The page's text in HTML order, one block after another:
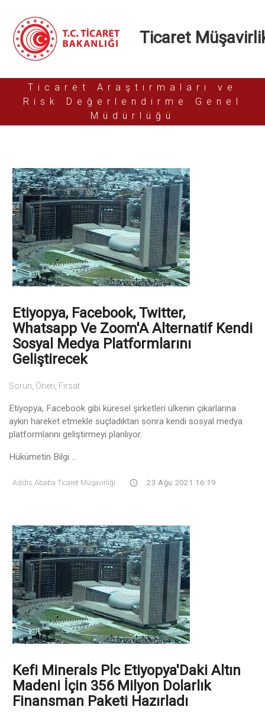
Ticaret
Ticaret Araştırmaları ve
Risk Değerlendirme Genel
Müdürlüğü
Etiyopya, Facebook, Twitter,
Whatsapp Ve Zoom'A Alternatif Kendi
Sosyal Medya Platformlarını
Geliştirecek
Sorun, Öneri, Fırsat
Etiyopya, Facebook gibi küresel şirketleri ülkenin çıkarlarına
aykırı hareket etmekle suçladıktan sonra kendi sosyal medya
platformlarını geliştirmeyi planlıyor.
Hükümetin Bilgi ...
Addis Ababa Ticaret Müşavirliği 23 Ağu 2021 16:19
Kefi Minerals Plc Etiyopya'Daki Altın
Madeni İçin 356 Milyon Dolarlık
Finansman Paketi Hazırladı